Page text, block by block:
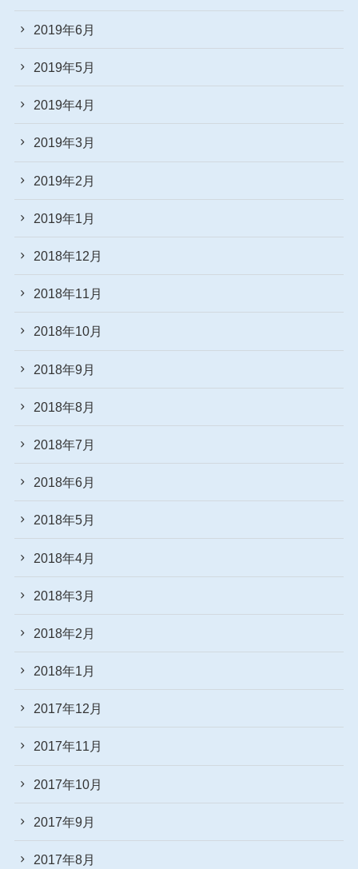
2019年6月
2019年5月
2019年4月
2019年3月
2019年2月
2019年1月
2018年12月
2018年11月
2018年10月
2018年9月
2018年8月
2018年7月
2018年6月
2018年5月
2018年4月
2018年3月
2018年2月
2018年1月
2017年12月
2017年11月
2017年10月
2017年9月
2017年8月